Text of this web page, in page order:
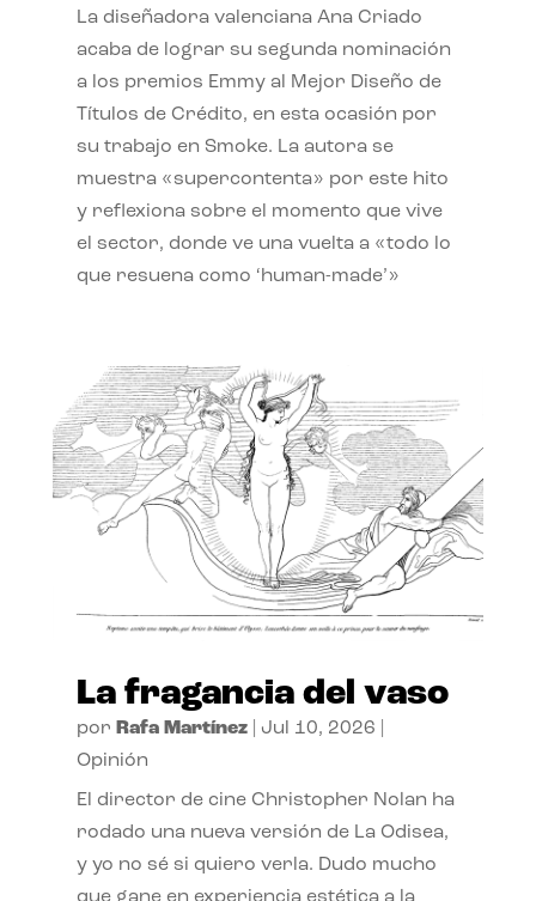
La diseñadora valenciana Ana Criado
acaba de lograr su segunda nominación
a los premios Emmy al Mejor Diseño de
Títulos de Crédito, en esta ocasión por
su trabajo en Smoke. La autora se
muestra «supercontenta» por este hito
y reflexiona sobre el momento que vive
el sector, donde ve una vuelta a «todo lo
que resuena como ‘human-made’»
La fragancia del vaso
por Rafa Martínez| Jul 10, 2026
Opinión
El director de cine Christopher Nolan ha
rodado una nueva versión de La Odisea,
y yo no sé si quiero verla. Dudo mucho